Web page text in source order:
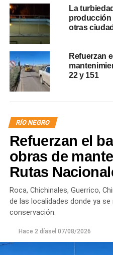
La
producción
otras
Refuerzan
22 y 151
RÍO NEGRO
Refuerzan el
obras de
Rutas
Roca, Chichinales, Guerrico,
de las localidades donde ya
conservación.
Hace 2 díasel 07/08/2026